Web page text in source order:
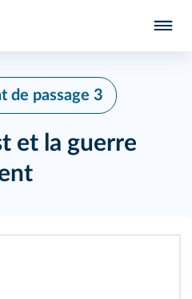
de passage 3
et la guerre